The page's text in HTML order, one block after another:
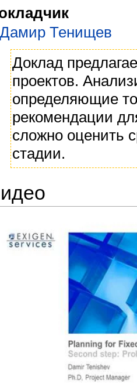
Дамир Тенищев
Доклад
проектов.
определяющие
рекомендации
сложно оценить
стадии.